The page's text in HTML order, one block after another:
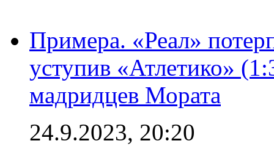
Примера. «Реал»
уступив «Атлетико»
мадридцев Мората
24.9.2023, 20:20